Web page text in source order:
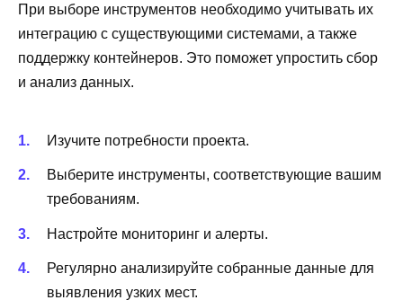
При выборе инструментов необходимо учитывать их
интеграцию с существующими системами, а также
поддержку контейнеров. Это поможет упростить сбор
и анализ данных.
Изучите потребности проекта.
Выберите инструменты, соответствующие вашим
требованиям.
Настройте мониторинг и алерты.
Регулярно анализируйте собранные данные для
выявления узких мест.